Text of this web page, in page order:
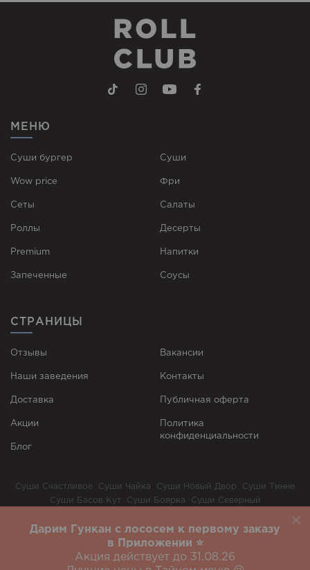
МЕНЮ
Суши бургер
Wow price
Сеты
Роллы
Premium
Запеченные
Суши
Фри
Cалаты
Десерты
Напитки
Соусы
СТРАНИЦЫ
Отзывы
Наши заведения
Доставка
Акции
Блог
Вакансии
Контакты
Публичная оферта
Политика
конфиденциальности
Суши Счастливое Суши Чайка Суши Новый Двор
Суши Тинне
Суши Басов Кут
Суши Боярка
Суши Северный
Белая Церковь Винница Днепр Ивано-Франковск
Суши Киев
Одесса Харьков Варшава
Дарим Гункан с лососем к первому заказу
в Приложении ⭐️
Акция действует до 31.08.26